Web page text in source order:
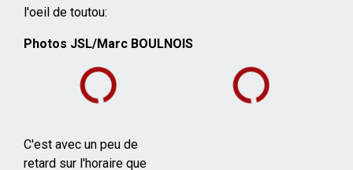
l'oeil de toutou:
Photos JSL/Marc BOULNOIS
C'est avec un peu de
retard sur l'horaire que